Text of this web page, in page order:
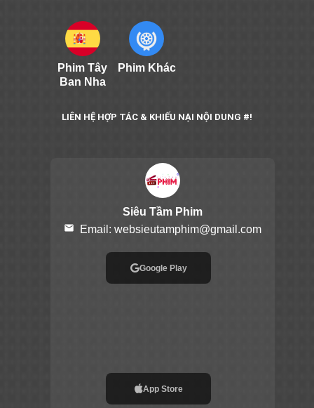
Phim Tây
Ban Nha
Phim Khác
LIÊN HỆ HỢP TÁC & KHIẾU NẠI NỘI DUNG #!
Siêu Tầm Phim
email Email: websieutamphim@gmail.com
Google Play
App Store